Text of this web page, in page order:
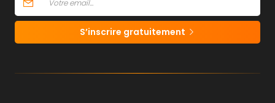
S’inscrire gratuitement